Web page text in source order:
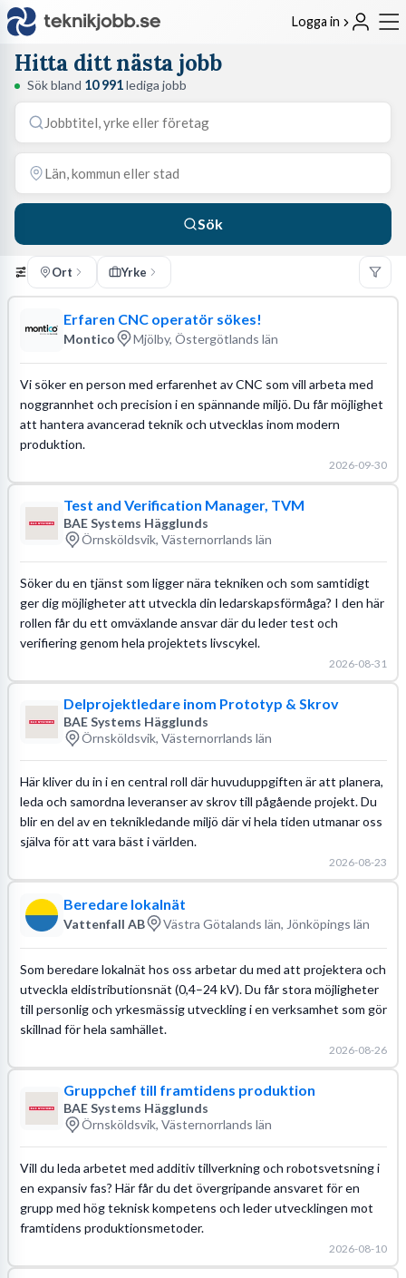
Logga in
Hitta ditt nästa jobb
Sök bland 10 991lediga jobb
Sök
Ort Yrke
Erfaren CNC operatör sökes!
Montico Mjölby, Östergötlands län
Vi söker en person med erfarenhet av CNC som vill arbeta med
noggrannhet och precision i en spännande miljö. Du får möjlighet
att hantera avancerad teknik och utvecklas inom modern
produktion.
2026-09-30
Test and Verification Manager, TVM
BAE Systems Hägglunds
Örnsköldsvik, Västernorrlands län
Söker du en tjänst som ligger nära tekniken och som samtidigt
ger dig möjligheter att utveckla din ledarskapsförmåga? I den här
rollen får du ett omväxlande ansvar där du leder test och
verifiering genom hela projektets livscykel.
2026-08-31
Delprojektledare inom Prototyp & Skrov
BAE Systems Hägglunds
Örnsköldsvik, Västernorrlands län
Här kliver du in i en central roll där huvuduppgiften är att planera,
leda och samordna leveranser av skrov till pågående projekt. Du
blir en del av en teknikledande miljö där vi hela tiden utmanar oss
själva för att vara bäst i världen.
2026-08-23
Beredare lokalnät
Vattenfall AB Västra Götalands län, Jönköpings län
Som beredare lokalnät hos oss arbetar du med att projektera och
utveckla eldistributionsnät (0,4–24 kV). Du får stora möjligheter
till personlig och yrkesmässig utveckling i en verksamhet som gör
skillnad för hela samhället.
2026-08-26
Gruppchef till framtidens produktion
BAE Systems Hägglunds
Örnsköldsvik, Västernorrlands län
Vill du leda arbetet med additiv tillverkning och robotsvetsning i
en expansiv fas? Här får du det övergripande ansvaret för en
grupp med hög teknisk kompetens och leder utvecklingen mot
framtidens produktionsmetoder.
2026-08-10